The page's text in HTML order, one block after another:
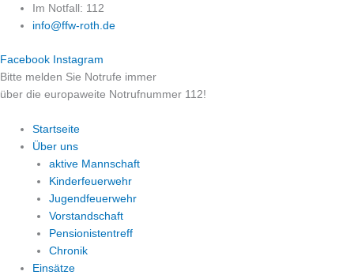
Zum
Inhalt
Im Notfall: 112
info@ffw-roth.de
Facebook Instagram
Bitte melden Sie Notrufe immer
über die europaweite Notrufnummer 112!
Startseite
Über uns
aktive Mannschaft
Kinderfeuerwehr
Jugendfeuerwehr
Vorstandschaft
Pensionistentreff
Chronik
Einsätze